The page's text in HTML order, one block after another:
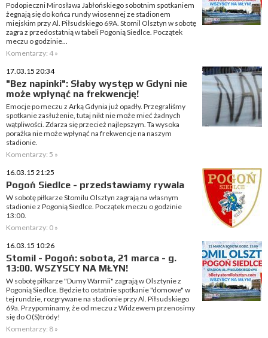
Podopieczni Mirosława Jabłońskiego sobotnim spotkaniem
żegnają się do końca rundy wiosennej ze stadionem
miejskim przy Al. Piłsudskiego 69A. Stomil Olsztyn w sobotę
zagra z przedostatnią w tabeli Pogonią Siedlce. Początek
meczu o godzinie...
Komentarzy: 4 »
17.03.15 20:34
"Bez napinki": Słaby występ w Gdyni nie
może wpłynąć na frekwencję!
Emocje po meczu z Arką Gdynia już opadły. Przegraliśmy
spotkanie zasłużenie, tutaj nikt nie może mieć żadnych
wątpliwości. Zdarza się przecież najlepszym. Ta wysoka
porażka nie może wpłynąć na frekwencje na naszym
stadionie.
Komentarzy: 5 »
16.03.15 21:25
Pogoń Siedlce - przedstawiamy rywala
W sobotę piłkarze Stomilu Olsztyn zagrają na własnym
stadionie z Pogonią Siedlce. Początek meczu o godzinie
13:00.
Komentarzy: 0 »
16.03.15 10:26
Stomil - Pogoń: sobota, 21 marca - g.
13:00. WSZYSCY NA MŁYN!
W sobotę piłkarze "Dumy Warmii" zagrają w Olsztynie z
Pogonią Siedlce. Będzie to ostatnie spotkanie "domowe" w
tej rundzie, rozgrywane na stadionie przy Al. Piłsudskiego
69a. Przypominamy, że od meczu z Widzewem przenosimy
się do O(S)tródy!
Komentarzy: 8 »